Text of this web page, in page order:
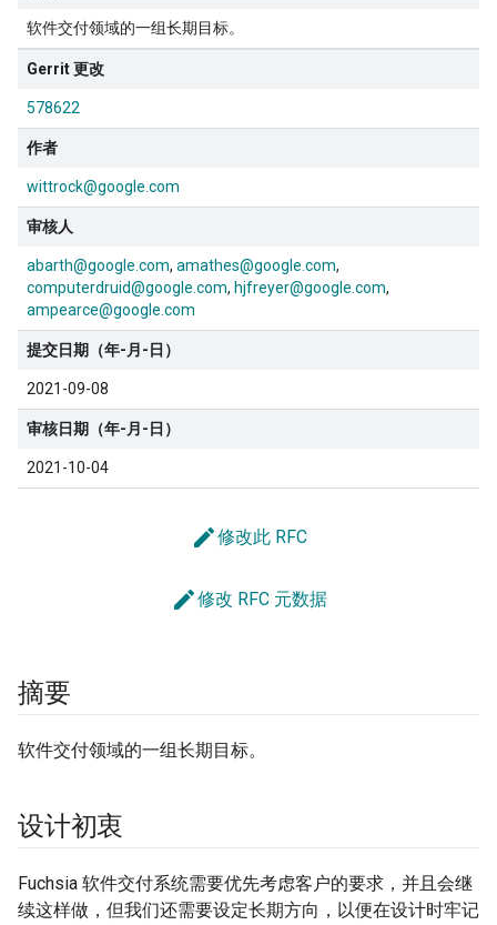
软件交付领域的一组长期目标。
Gerrit 更改
578622
作者
wittrock@google.com
审核人
abarth@google.com amathes@google.com
computerdruid@google.com hjfreyer@google.com
ampearce@google.com
提交日期（年-月-日）
2021-09-08
审核日期（年-月-日）
2021-10-04
edit修改此 RFC
edit修改 RFC 元数据
摘要
软件交付领域的一组长期目标。
设计初衷
Fuchsia 软件交付系统需要优先考虑客户的要求，并且会继
续这样做，但我们还需要设定长期方向，以便在设计时牢记